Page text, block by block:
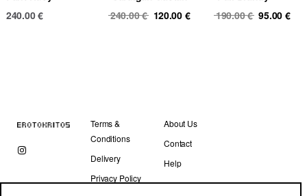
240.00€
240.00€ Original
120.00 € Current190.00€ Original
95.00 €
Terms &
Conditions
Delivery
Privacy Policy
About Us
Contact
Help